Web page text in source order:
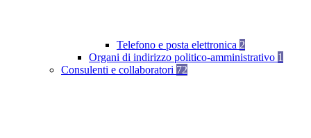
Telefono e posta elettronica 2
Organi di indirizzo politico-amministrativo 1
Consulenti e collaboratori 72